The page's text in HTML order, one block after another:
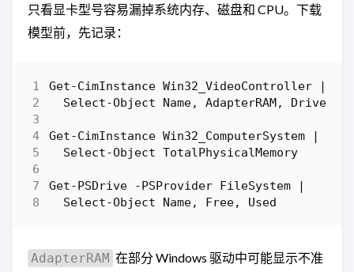
只看显卡型号容易漏掉系统内存、磁盘和 CPU。下载
模型前，先记录：
Get-CimInstance Win32_VideoController
|
Select-Object
Name, AdapterRAM,
Get-CimInstance Win32_ComputerSystem
|
Select-Object TotalPhysicalMemory
Get-PSDrive -PSProvider FileSystem
|
Select-Object
Name, Free, Used
AdapterRAM 在部分 Windows 驱动中可能显示不准